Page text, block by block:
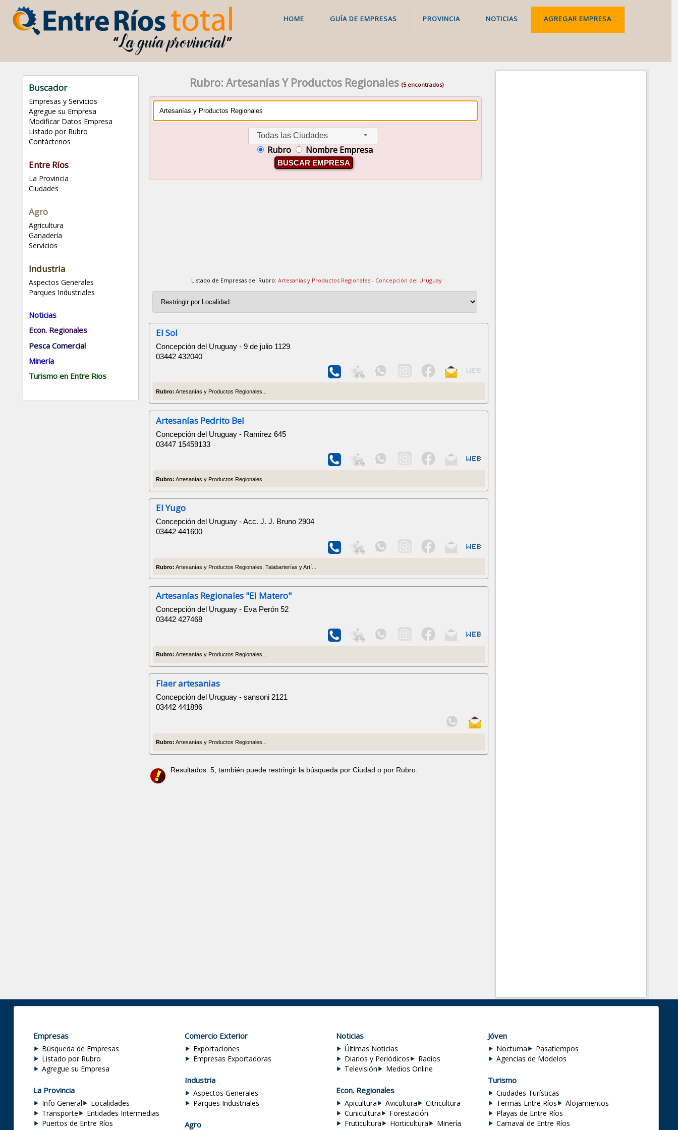
HOME GUÍA DE EMPRESAS PROVINCIA NOTICIAS AGREGAR EMPRESA
Buscador
Empresas y Servicios
Agregue su Empresa
Modificar Datos Empresa
Listado por Rubro
Contáctenos
Entre Ríos
La Provincia
Ciudades
Agro
Agricultura
Ganadería
Servicios
Industria
Aspectos Generales
Parques Industriales
Noticias
Econ. Regionales
Pesca Comercial
Minería
Turismo en Entre Rios
Rubro: Artesanías Y Productos Regionales (5 encontrados)
Todas las Ciudades
Rubro Nombre Empresa
BUSCAR EMPRESA
Listado de Empresas del Rubro: Artesanías y Productos Regionales - Concepción del Uruguay
El Sol
Concepción del Uruguay - 9 de julio 1129
03442 432040
Rubro: Artesanías y Productos Regionales...
Artesanías Pedrito Bel
Concepción del Uruguay - Ramirez 645
03447 15459133
Rubro: Artesanías y Productos Regionales...
El Yugo
Concepción del Uruguay - Acc. J. J. Bruno 2904
03442 441600
Rubro: Artesanías y Productos Regionales, Talabarterías y Artí...
Artesanías Regionales "El Matero"
Concepción del Uruguay - Eva Perón 52
03442 427468
Rubro: Artesanías y Productos Regionales...
Flaer artesanias
Concepción del Uruguay - sansoni 2121
03442 441896
Rubro: Artesanías y Productos Regionales...
Resultados: 5, también puede restringir la búsqueda por Ciudad o por Rubro.
Empresas
Búsqueda de Empresas
Listado por Rubro
Agregue su Empresa
La Provincia
Info General
Localidades
Transporte
Entidades Intermedias
Puertos de Entre Ríos
Comercio Exterior
Exportaciones
Empresas Exportadoras
Industria
Aspectos Generales
Parques Industriales
Agro
Noticias
Últimas Noticias
Diarios y Periódicos
Radios
Televisión
Medios Online
Econ. Regionales
Apicultura Avicultura
Citricultura
Cunicultura
Forestación
Fruticultura
Horticultura
Minería
Jóven
Nocturna
Pasatiempos
Agencias de Modelos
Turismo
Ciudades Turísticas
Termas Entre Ríos
Alojamientos
Playas de Entre Ríos
Carnaval de Entre Ríos